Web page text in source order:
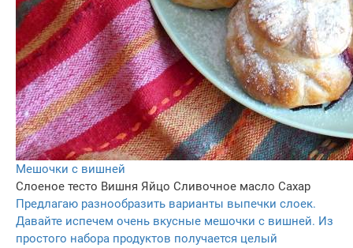
Мешочки с вишней
Слоеное тесто Вишня Яйцо Сливочное масло Сахар
Предлагаю разнообразить варианты выпечки слоек.
Давайте испечем очень вкусные мешочки с вишней. Из
простого набора продуктов получается целый